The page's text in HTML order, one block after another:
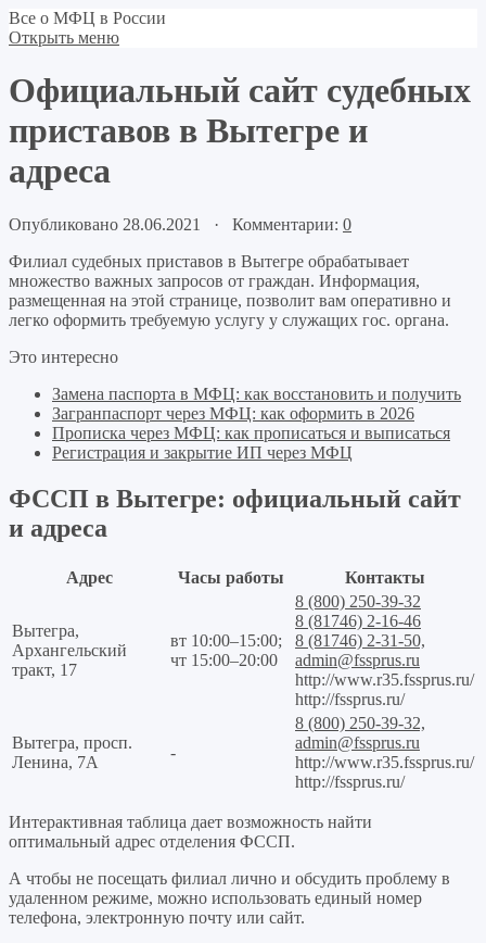
Все о МФЦ в России
Открыть меню
Официальный сайт судебных
приставов в Вытегре и
адреса
Опубликовано 28.06.2021 · Комментарии: 0
Филиал судебных приставов в Вытегре обрабатывает
множество важных запросов от граждан. Информация,
размещенная на этой странице, позволит вам оперативно и
легко оформить требуемую услугу у служащих гос. органа.
Это интересно
Замена паспорта в МФЦ: как восстановить и получить
Загранпаспорт через МФЦ: как оформить в 2026
Прописка через МФЦ: как прописаться и выписаться
Регистрация и закрытие ИП через МФЦ
ФССП в Вытегре: официальный сайт
и адреса
Адрес Часы работы Контакты
Вытегра,
Архангельский
тракт, 17
вт 10:00–15:00;
чт 15:00–20:00
8 (800) 250-39-32
8 (81746) 2-16-46
8 (81746) 2-31-50,
admin@fssprus.ru
http://www.r35.fssprus.ru/
http://fssprus.ru/
Вытегра, просп.
Ленина, 7А
-
8 (800) 250-39-32,
admin@fssprus.ru
http://www.r35.fssprus.ru/
http://fssprus.ru/
Интерактивная таблица дает возможность найти
оптимальный адрес отделения ФССП.
А чтобы не посещать филиал лично и обсудить проблему в
удаленном режиме, можно использовать единый номер
телефона, электронную почту или сайт.